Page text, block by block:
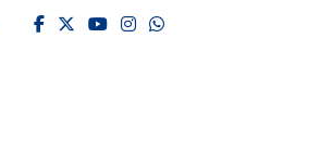
facebook
twitter
youtube
instagram
whatsapp